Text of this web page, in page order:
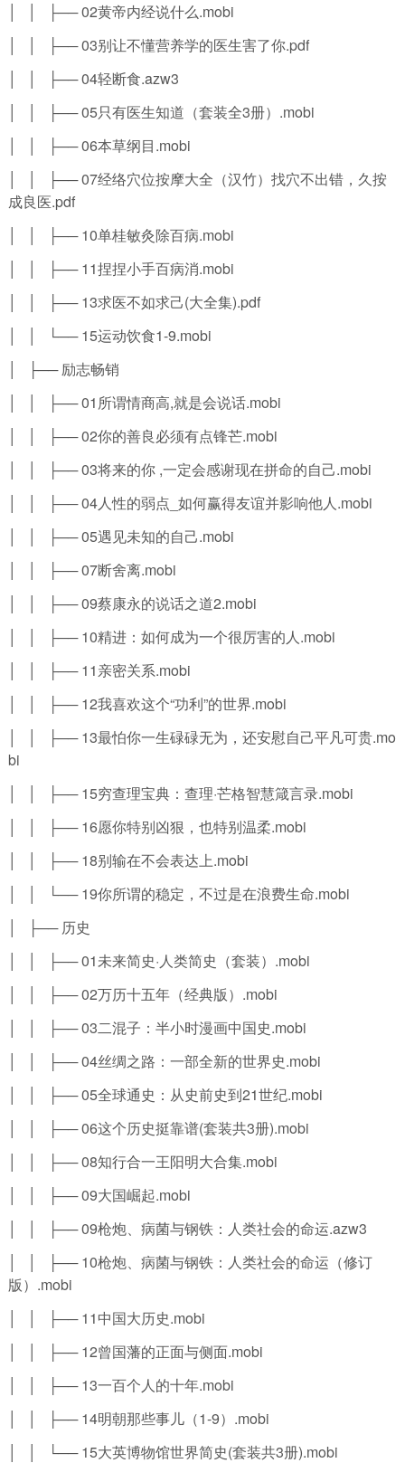
│ │ ├── 02黄帝内经说什么.mobi
│ │ ├── 03别让不懂营养学的医生害了你.pdf
│ │ ├── 04轻断食.azw3
│ │ ├── 05只有医生知道（套装全3册）.mobi
│ │ ├── 06本草纲目.mobi
│ │ ├── 07经络穴位按摩大全（汉竹）找穴不出错，久按
成良医.pdf
│ │ ├── 10单桂敏灸除百病.mobi
│ │ ├── 11捏捏小手百病消.mobi
│ │ ├── 13求医不如求己(大全集).pdf
│ │ └── 15运动饮食1-9.mobi
│ ├── 励志畅销
│ │ ├── 01所谓情商高,就是会说话.mobi
│ │ ├── 02你的善良必须有点锋芒.mobi
│ │ ├── 03将来的你 ,一定会感谢现在拼命的自己.mobi
│ │ ├── 04人性的弱点_如何赢得友谊并影响他人.mobi
│ │ ├── 05遇见未知的自己.mobi
│ │ ├── 07断舍离.mobi
│ │ ├── 09蔡康永的说话之道2.mobi
│ │ ├── 10精进：如何成为一个很厉害的人.mobi
│ │ ├── 11亲密关系.mobi
│ │ ├── 12我喜欢这个“功利”的世界.mobi
│ │ ├── 13最怕你一生碌碌无为，还安慰自己平凡可贵.mo
bi
│ │ ├── 15穷查理宝典：查理·芒格智慧箴言录.mobi
│ │ ├── 16愿你特别凶狠，也特别温柔.mobi
│ │ ├── 18别输在不会表达上.mobi
│ │ └── 19你所谓的稳定，不过是在浪费生命.mobi
│ ├── 历史
│ │ ├── 01未来简史·人类简史（套装）.mobi
│ │ ├── 02万历十五年（经典版）.mobi
│ │ ├── 03二混子：半小时漫画中国史.mobi
│ │ ├── 04丝绸之路：一部全新的世界史.mobi
│ │ ├── 05全球通史：从史前史到21世纪.mobi
│ │ ├── 06这个历史挺靠谱(套装共3册).mobi
│ │ ├── 08知行合一王阳明大合集.mobi
│ │ ├── 09大国崛起.mobi
│ │ ├── 09枪炮、病菌与钢铁：人类社会的命运.azw3
│ │ ├── 10枪炮、病菌与钢铁：人类社会的命运（修订
版）.mobi
│ │ ├── 11中国大历史.mobi
│ │ ├── 12曾国藩的正面与侧面.mobi
│ │ ├── 13一百个人的十年.mobi
│ │ ├── 14明朝那些事儿（1-9）.mobi
│ │ └── 15大英博物馆世界简史(套装共3册).mobi